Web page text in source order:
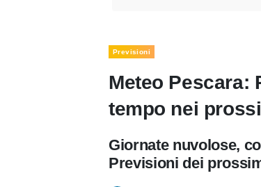
Previsioni
Meteo Pescara:
tempo nei
Giornate nuvolose,
Previsioni dei